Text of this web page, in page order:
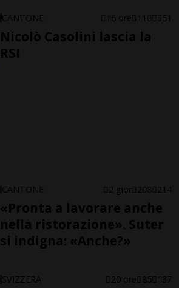
CANTONE 16 ore 110 351
Nicolò Casolini lascia la
RSI
CANTONE 2 gior 208 214
«Pronta a lavorare anche
nella ristorazione». Suter
si indigna: «Anche?»
SVIZZERA 20 ore 85 137